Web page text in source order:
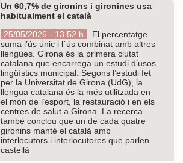
Un 60,7% de gironins i gironines usa
habitualment el català
25/05/2026 - 13.52 h
El percentatge
suma l’ús únic i l´ús combinat amb altres
llengües. Girona és la primera ciutat
catalana que encarrega un estudi d’usos
lingüístics municipal. Segons l’estudi fet
per la Universitat de Girona (UdG), la
llengua catalana és la més utilitzada en
el món de l’esport, la restauració i en els
centres de salut a Girona. La recerca
també conclou que un de cada quatre
gironins manté el català amb
interlocutors i interlocutores que parlen
castellà